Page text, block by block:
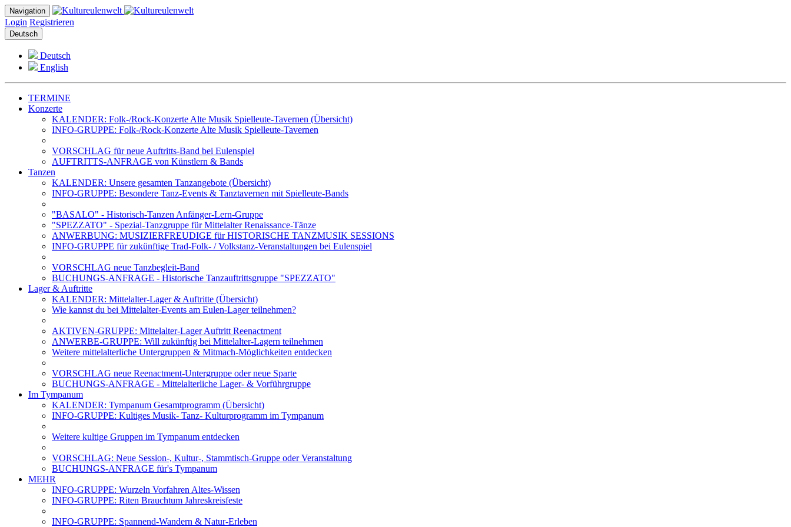
Navigation
Login Registrieren
Deutsch
Deutsch
English
TERMINE
Konzerte
KALENDER: Folk-/Rock-Konzerte Alte Musik Spielleute-Tavernen (Übersicht)
INFO-GRUPPE: Folk-/Rock-Konzerte Alte Musik Spielleute-Tavernen
VORSCHLAG für neue Auftritts-Band bei Eulenspiel
AUFTRITTS-ANFRAGE von Künstlern & Bands
Tanzen
KALENDER: Unsere gesamten Tanzangebote (Übersicht)
INFO-GRUPPE: Besondere Tanz-Events & Tanztavernen mit Spielleute-Bands
"BASALO" - Historisch-Tanzen Anfänger-Lern-Gruppe
"SPEZZATO" - Spezial-Tanzgruppe für Mittelalter Renaissance-Tänze
ANWERBUNG: MUSIZIERFREUDIGE für HISTORISCHE TANZMUSIK SESSIONS
INFO-GRUPPE für zukünftige Trad-Folk- / Volkstanz-Veranstaltungen bei Eulenspiel
VORSCHLAG neue Tanzbegleit-Band
BUCHUNGS-ANFRAGE - Historische Tanzauftrittsgruppe "SPEZZATO"
Lager & Auftritte
KALENDER: Mittelalter-Lager & Auftritte (Übersicht)
Wie kannst du bei Mittelalter-Events am Eulen-Lager teilnehmen?
AKTIVEN-GRUPPE: Mittelalter-Lager Auftritt Reenactment
ANWERBE-GRUPPE: Will zukünftig bei Mittelalter-Lagern teilnehmen
Weitere mittelalterliche Untergruppen & Mitmach-Möglichkeiten entdecken
VORSCHLAG neue Reenactment-Untergruppe oder neue Sparte
BUCHUNGS-ANFRAGE - Mittelalterliche Lager- & Vorführgruppe
Im Tympanum
KALENDER: Tympanum Gesamtprogramm (Übersicht)
INFO-GRUPPE: Kultiges Musik- Tanz- Kulturprogramm im Tympanum
Weitere kultige Gruppen im Tympanum entdecken
VORSCHLAG: Neue Session-, Kultur-, Stammtisch-Gruppe oder Veranstaltung
BUCHUNGS-ANFRAGE für's Tympanum
MEHR
INFO-GRUPPE: Wurzeln Vorfahren Altes-Wissen
INFO-GRUPPE: Riten Brauchtum Jahreskreisfeste
INFO-GRUPPE: Spannend-Wandern & Natur-Erleben